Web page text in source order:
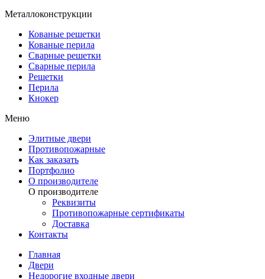
Металлоконструкции
Кованые решетки
Кованые перила
Сварные решетки
Сварные перила
Решетки
Перила
Кнокер
Меню
Элитные двери
Противопожарные
Как заказать
Портфолио
О производителе
О производителе
Реквизиты
Противопожарные сертификаты
Доставка
Контакты
Главная
Двери
Недорогие входные двери